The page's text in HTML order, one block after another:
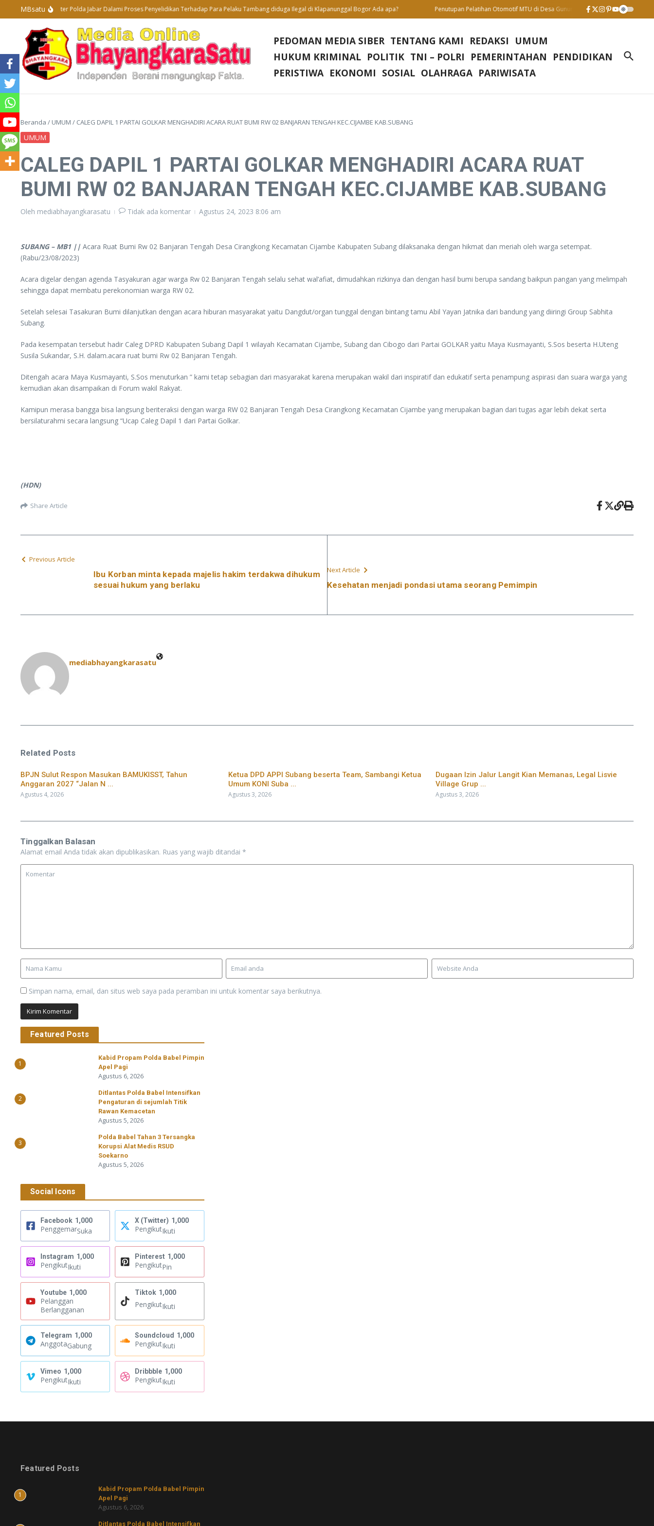
Lewati ke konten
MBsatu
Subdit Tipidter Polda Jabar Dalami Proses Penyelidikan Terhadap Para Pelaku Tambang diduga Ilegal di Klapanunggal Bogor Ada apa? Penutupan Pelatihan Otomotif MTU di Desa Gunung Sari : Wujud Komitmen
PEDOMAN MEDIA SIBER TENTANG KAMI REDAKSI
UMUM
HUKUM KRIMINAL POLITIK TNI – POLRI PEMERINTAHAN
PENDIDIKAN
PERISTIWA EKONOMI SOSIAL OLAHRAGA PARIWISATA
Beranda / UMUM / CALEG DAPIL 1 PARTAI GOLKAR MENGHADIRI ACARA RUAT BUMI RW 02 BANJARAN TENGAH KEC.CIJAMBE KAB.SUBANG
UMUM
CALEG DAPIL 1 PARTAI GOLKAR MENGHADIRI ACARA RUAT
BUMI RW 02 BANJARAN TENGAH KEC.CIJAMBE KAB.SUBANG
Oleh mediabhayangkarasatu Tidak ada komentar Agustus 24, 2023 8:06 am
SUBANG – MB1 || Acara Ruat Bumi Rw 02 Banjaran Tengah Desa Cirangkong Kecamatan Cijambe Kabupaten Subang dilaksanaka dengan hikmat dan meriah oleh warga setempat.
(Rabu/23/08/2023)
Acara digelar dengan agenda Tasyakuran agar warga Rw 02 Banjaran Tengah selalu sehat wal’afiat, dimudahkan rizkinya dan dengan hasil bumi berupa sandang baikpun pangan yang melimpah
sehingga dapat membatu perekonomian warga RW 02.
Setelah selesai Tasakuran Bumi dilanjutkan dengan acara hiburan masyarakat yaitu Dangdut/organ tunggal dengan bintang tamu Abil Yayan Jatnika dari bandung yang diiringi Group Sabhita
Subang.
Pada kesempatan tersebut hadir Caleg DPRD Kabupaten Subang Dapil 1 wilayah Kecamatan Cijambe, Subang dan Cibogo dari Partai GOLKAR yaitu Maya Kusmayanti, S.Sos beserta H.Uteng
Susila Sukandar, S.H. dalam.acara ruat bumi Rw 02 Banjaran Tengah.
Ditengah acara Maya Kusmayanti, S.Sos menuturkan ” kami tetap sebagian dari masyarakat karena merupakan wakil dari inspiratif dan edukatif serta penampung aspirasi dan suara warga yang
kemudian akan disampaikan di Forum wakil Rakyat.
Kamipun merasa bangga bisa langsung beriteraksi dengan warga RW 02 Banjaran Tengah Desa Cirangkong Kecamatan Cijambe yang merupakan bagian dari tugas agar lebih dekat serta
bersilaturahmi secara langsung “Ucap Caleg Dapil 1 dari Partai Golkar.
(HDN)
Share Article
Previous Article
Ibu Korban minta kepada majelis hakim terdakwa dihukum
sesuai hukum yang berlaku
Next Article
Kesehatan menjadi pondasi utama seorang Pemimpin
mediabhayangkarasatu
Related Posts
BPJN Sulut Respon Masukan BAMUKISST, Tahun
Anggaran 2027 “Jalan N ...
Agustus 4, 2026
Ketua DPD APPI Subang beserta Team, Sambangi Ketua
Umum KONI Suba ...
Agustus 3, 2026
Dugaan Izin Jalur Langit Kian Memanas, Legal Lisvie
Village Grup ...
Agustus 3, 2026
Tinggalkan Balasan
Alamat email Anda tidak akan dipublikasikan. Ruas yang wajib ditandai *
Simpan nama, email, dan situs web saya pada peramban ini untuk komentar saya berikutnya.
Featured Posts
1
Kabid Propam Polda Babel Pimpin
Apel Pagi
Agustus 6, 2026
2
Ditlantas Polda Babel Intensifkan
Pengaturan di sejumlah Titik
Rawan Kemacetan
Agustus 5, 2026
3
Polda Babel Tahan 3 Tersangka
Korupsi Alat Medis RSUD
Soekarno
Agustus 5, 2026
Social Icons
Facebook 1,000
PenggemarSuka
X (Twitter) 1,000
PengikutIkuti
Instagram 1,000
PengikutIkuti
Pinterest 1,000
PengikutPin
Youtube 1,000
Pelanggan
Berlangganan
Tiktok 1,000
PengikutIkuti
Telegram 1,000
AnggotaGabung
Soundcloud 1,000
PengikutIkuti
Vimeo 1,000
PengikutIkuti
Dribbble 1,000
PengikutIkuti
Featured Posts
1
Kabid Propam Polda Babel Pimpin
Apel Pagi
Agustus 6, 2026
Ditlantas Polda Babel Intensifkan